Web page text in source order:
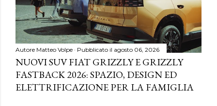
Autore Matteo Volpe Pubblicato il agosto 06, 2026
NUOVI SUV FIAT GRIZZLY E GRIZZLY
FASTBACK 2026: SPAZIO, DESIGN ED
ELETTRIFICAZIONE PER LA FAMIGLIA